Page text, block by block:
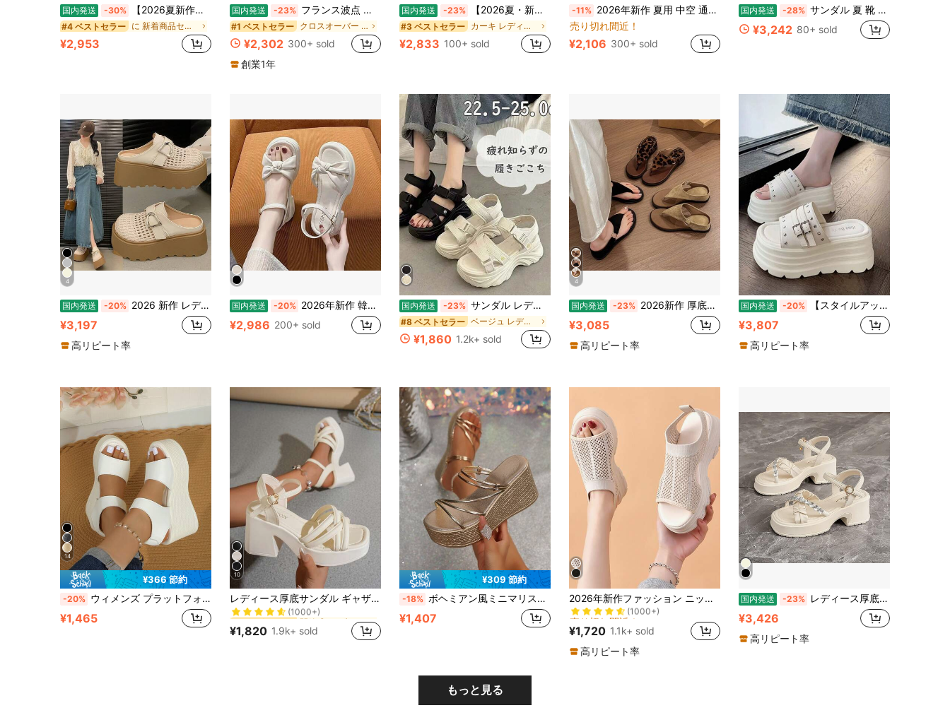
国内発送 -30% 【2026夏新作】厚底サンダル トングサンダル レディース キルティング 星型スタッズ 鋲 ビーチサンダル ボリューム底 プラットフォーム 痛くない 歩きやすい Y2K 韓国ストリート 地雷系 ブラック 黒
#4 ベストセラー に 新着商品セール 女性用プラットフォーム&ウェッジサンダル
¥2,953
国内発送 -23% フランス波点 一字厚底 スリッパの女 夏着 2026 新作 春夏 サンダル スカートを合わせる ビーチ ひやしおくり
#1 ベストセラー クロスオーバー 女性用サンダル
¥2,302 300+ sold
創業1年
国内発送 -23% 【2026夏・新作】7cm内蔵ヒール 厚底ハイヒール ローマサンダル レディース 百搭 レトロ パンツブーツサンダル
#3 ベストセラー カーキ レディース サンダル
¥2,833 100+ sold
-11% 2026年新作 夏用 中空 通気性 スリムロマンサンダル、多用途 ハイヒール 厚底プラットフォームウェッジサンダル、厚ヒール ハイヒールサンダル
売り切れ間近！
¥2,106 300+ sold
国内発送 -28% サンダル 夏 靴 厚底サンダル 9CM かかと しんの甘皮 マドレーヌ 厚底 ハイヒール ローマ靴 サンダル 女 2026 かさ上げ 夏 新作 万能 小柄 サンダル レディース さんだるレディース サンダル 厚底 女 夏
¥3,242 80+ sold
4
国内発送 -20% 2026 新作 レディース厚底ミュールサンダル 編み込みメッシュ 通気性 バックル付き つま先あり 脚長効果 夏用 外着 OK クロッグスタイル 歩きやすい
¥3,197
高リピート率
国内発送 -20% 2026年新作 韓国ファッション リボン厚底ウェッジサンダル レディース 夏 ガーリー 大人可愛い 低身長コーデ 身長アップ 柔らかいソール 外履き
¥2,986 200+ sold
国内発送 -23% サンダル レディース 厚底 黒 スポーツ 厚底 サンダル 疲れない 痛くない 軽量 歩きやすい スポーツサンダル ダッドシューズ スポサン リラックス感抜群 レディース 履きやすい ビーチスリッパ 美脚靴 母の日 プレゼントギフト
#8 ベストセラー ベージュ レディース サンダル
¥1,860 1.2k+ sold
4
国内発送 -23% 2026新作 厚底トングサンダル レディース きれいめ ビーチサンダル 痛くない 歩きやすい 美脚 盛れる 滑り止め 外履き おしゃれ 高級感 スエード調ウェッジソール
¥3,085
高リピート率
国内発送 -20% 【スタイルアップ確実】サンダル レディース 厚底 サボ つっかけ スタッズ ベルト バックル カジュアル スポサン 美脚 脚長効果 韓国ファッション 渋谷系 地雷系 大人可愛い おしゃれ 疲れにくい ビーチ 海 旅行
¥3,807
高リピート率
14
¥366 節約
-20% ウィメンズ プラットフォーム厚底サンダル、新作夏ウェッジ ハイヒール ローマンサンダル
¥1,465
10
レディース厚底サンダル ギャザーストラップ バックル留め オープントゥ バケーションコア
#1 ベストセラー
開放式つま先 レディース ヒールサンダル
(1000+)
#1 ベストセラー
(1000+)
#1 ベストセラー
(1000+)
#1 ベストセラー
開放式つま先 レディース ヒールサンダル
¥1,820 1.9k+ sold
¥309 節約
-18% ボヘミアン風ミニマリストウェッジトングサンダル、滑り止め加工ソールビーチスリッパ、バケーション向け、夏用シューズ
¥1,407
2026年新作ファッション ニット 通気性 プラットフォーム レディース スポーツサンダル ウェッジヒール 夏靴
売り切れ間近！
(1000+)
売り切れ間近！
(1000+)
売り切れ間近！
(1000+)
売り切れ間近！
(1000+)
¥1,720 1.1k+ sold
高リピート率
国内発送 -23% レディース厚底サンダル 小柄さん身長アップ 2026 夏新作ローマ風 フェミニンワンストラップ 高見え疲れにくい 足が痛くならない
¥3,426
高リピート率
もっと見る